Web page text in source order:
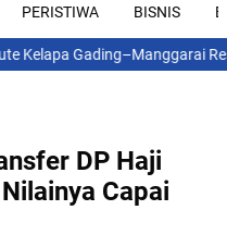
PERISTIWA BISNIS
Gading–Manggarai Resmi
DP Haji
Capai